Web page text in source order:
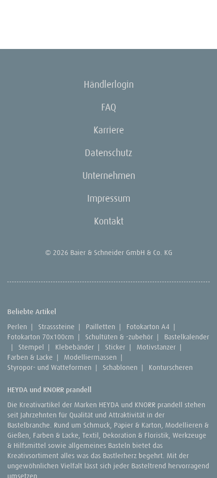
Händlerlogin
FAQ
Karriere
Datenschutz
Unternehmen
Impressum
Kontakt
© 2026 Baier & Schneider GmbH & Co. KG
Beliebte Artikel
Perlen | Strasssteine | Pailletten | Fotokarton A4 |
Fotokarton 70x100cm | Schultüten & -zubehör |
Bastelkalender
|
Stempel | Klebebänder | Sticker | Motivstanzer |
Farben & Lacke | Modelliermassen |
Styropor- und Watteformen | Schablonen | Konturscheren
HEYDA und KNORR prandell
Die Kreativartikel der Marken HEYDA und KNORR prandell stehen
seit Jahrzehnten für Qualität und Attraktivität in der
Bastelbranche. Rund um Schmuck, Papier & Karton, Modellieren &
Gießen, Farben & Lacke, Textil, Dekoration & Floristik, Werkzeuge
& Hilfsmittel sowie allgemeines Basteln bietet das
Kreativsortiment alles was das Bastlerherz begehrt. Mit der
ungewöhnlichen Vielfalt lässt sich jeder Basteltrend hervorragend
umsetzen.